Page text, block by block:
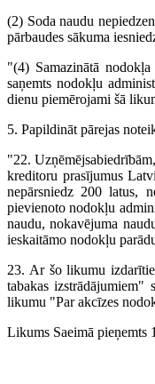
(2) Soda naudu
pārbaudes sākuma
"(4) Samazinātā
saņemts nodokļu
dienu piemērojami šā
5. Papildināt pārejas
"22.
kreditoru prasījumus
nepārsniedz 200 latus,
pievienoto nodokļu
naudu, nokavējuma
ieskaitāmo nodokļu
23. Ar šo likumu
tabakas
likumu "Par akcīzes
Likums Saeimā pieņemts